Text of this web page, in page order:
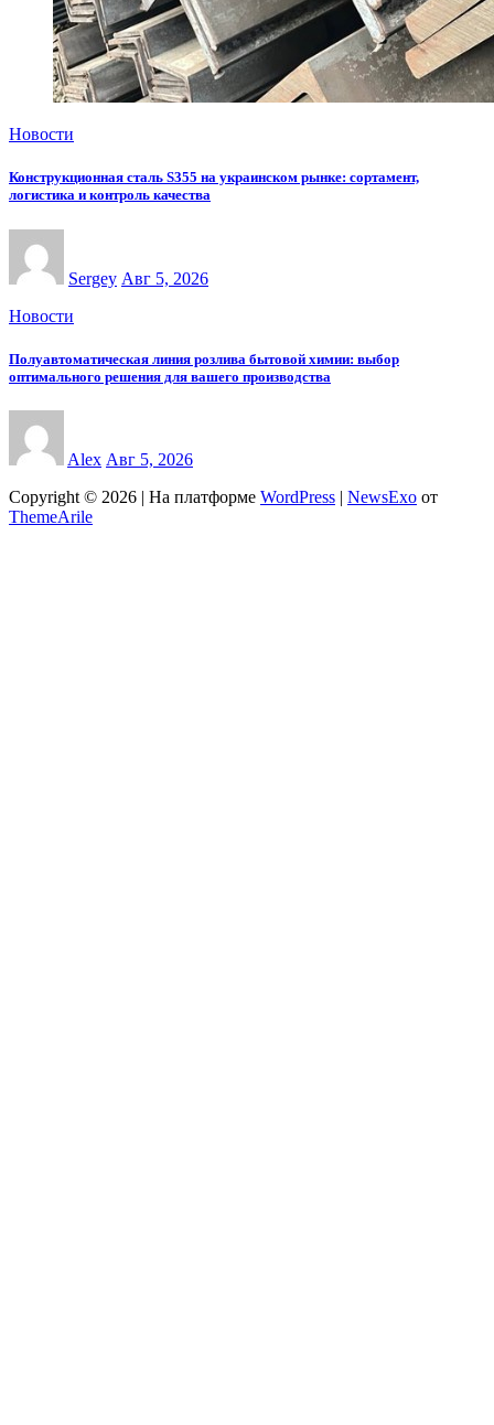
Новости
Конструкционная сталь S355 на украинском рынке: сортамент,
логистика и контроль качества
Sergey Авг 5, 2026
Новости
Полуавтоматическая линия розлива бытовой химии: выбор
оптимального решения для вашего производства
Alex Авг 5, 2026
Copyright © 2026 | На платформе WordPress | NewsExo от
ThemeArile